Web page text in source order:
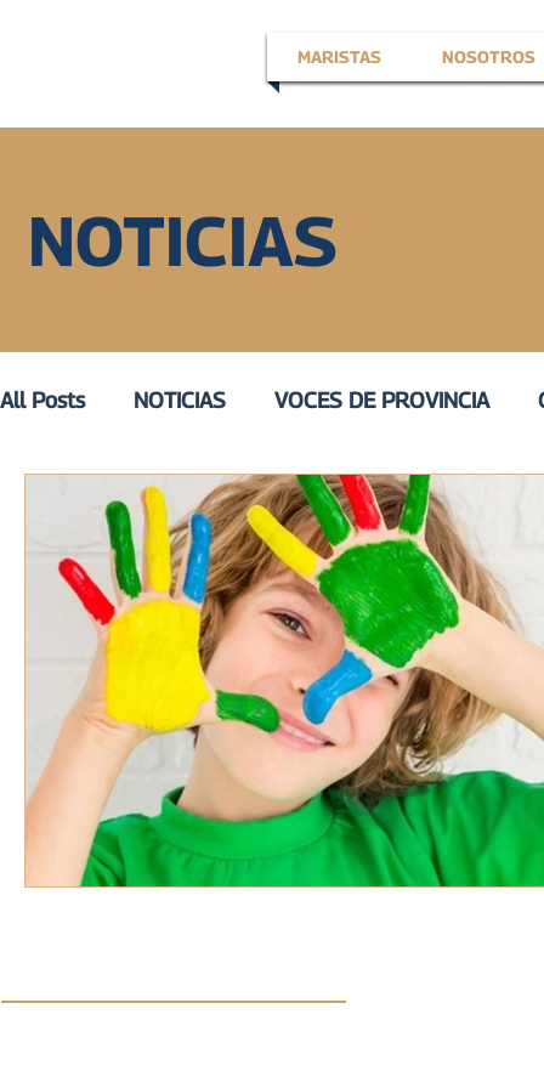
MARISTAS NOSOTROS
NOTICIAS
All Posts NOTICIAS VOCES DE PROVINCIA
EN LA VOZ DE VOZ ACTIVA III
VOZ EXPERTA AÑO JUBILAR MARISTA IV
VOCES GLOBALES noticias